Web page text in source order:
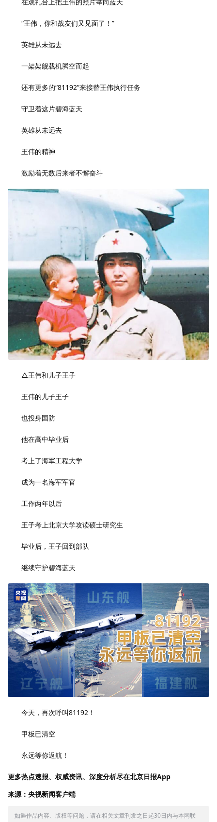
“王伟，你和战友们又见面了！”
英雄从未远去
一架架舰载机腾空而起
还有更多的“81192”来接替王伟执行任务
守卫着这片碧海蓝天
英雄从未远去
王伟的精神
激励着无数后来者不懈奋斗
△王伟和儿子王子
王伟的儿子王子
也投身国防
他在高中毕业后
考上了海军工程大学
成为一名海军军官
工作两年以后
王子考上北京大学攻读硕士研究生
毕业后，王子回到部队
继续守护碧海蓝天
今天，再次呼叫81192！
甲板已清空
永远等你返航！
更多热点速报、权威资讯、深度分析尽在北京日报App
来源：央视新闻客户端
如遇作品内容、版权等问题，请在相关文章刊发之日起30日内与本网联